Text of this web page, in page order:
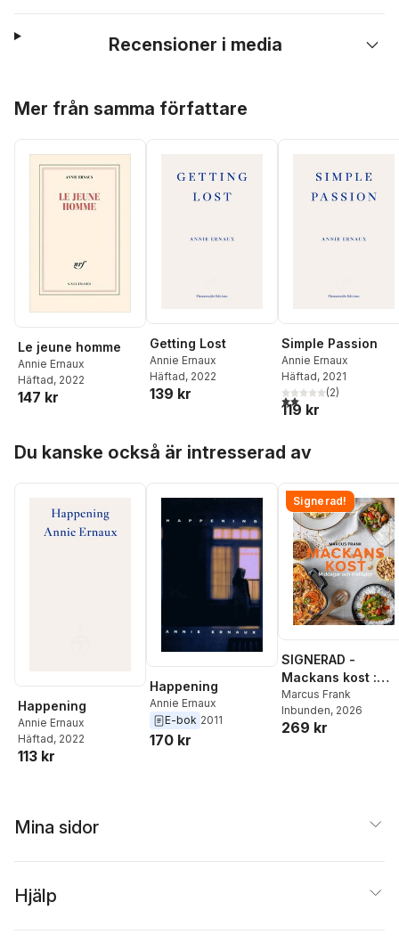
Recensioner i media
Mer från samma författare
Le jeune homme
Annie Ernaux
Häftad, 2022
147 kr
Getting Lost
Annie Ernaux
Häftad, 2022
139 kr
Simple Passion
Annie Ernaux
Häftad, 2021
2,0utav 5 stjärnor.
(2)
119 kr
Du kanske också är intresserad av
Happening
Annie Ernaux
Häftad, 2022
113 kr
Happening
Annie Ernaux
E-bok 2011
170 kr
Signerad!
SIGNERAD -
Mackans kost :
Middagar och
matlådor
Marcus Frank
Inbunden, 2026
269 kr
Mina sidor
Hjälp